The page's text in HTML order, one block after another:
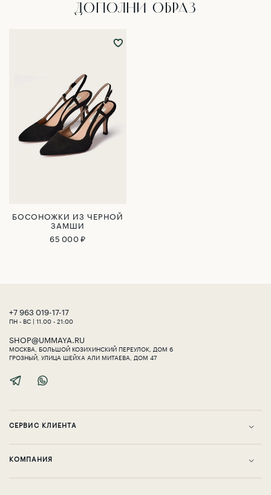
ДОПОЛНИ ОБРАЗ
БОСОНОЖКИ ИЗ ЧЕРНОЙ
ЗАМШИ
65 000 ₽
СЕРВИС КЛИЕНТА
KОМПАНИЯ
‎+7 963 019-17-17
ПН - ВС | 11.00 - 21:00
SHOP@UMMAYA.RU
МОСКВА, БОЛЬШОЙ КОЗИХИНСКИЙ ПЕРЕУЛОК, ДОМ 6
ГРОЗНЫЙ, УЛИЦА ШЕЙХА АЛИ МИТАЕВА, ДОМ 47